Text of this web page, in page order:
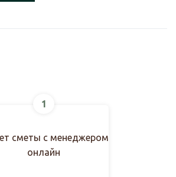
1
сметы с менеджером
онлайн